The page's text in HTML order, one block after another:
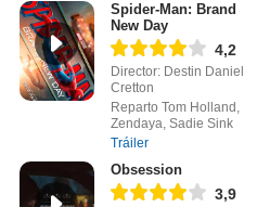
Spider-Man: Brand
New Day
4,2
Director: Destin Daniel
Cretton
Reparto Tom Holland,
Zendaya, Sadie Sink
Tráiler
Obsession
3,9